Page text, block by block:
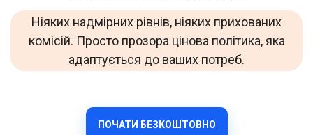
Ніяких надмірних рівнів, ніяких прихованих
комісій. Просто прозора цінова політика, яка
адаптується до ваших потреб.
ПОЧАТИ БЕЗКОШТОВНО